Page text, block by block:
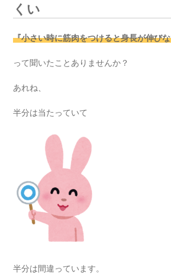
くい
『小さい時に筋肉をつけると身長が伸び
って聞いたことありませんか？
あれね、
半分は当たっていて
半分は間違っています。